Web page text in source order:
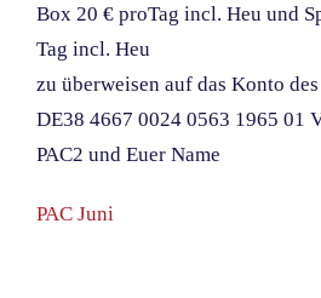
Box 20 € proTag incl. Heu und
Tag incl. Heu
zu überweisen auf das Konto
DE38 4667 0024 0563 1965 01
PAC2 und Euer Name
PAC Juni